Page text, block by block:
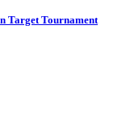
Target Tournament